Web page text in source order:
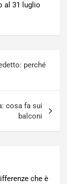
al 31 luglio
perché
cosa fa sui
balconi
che è